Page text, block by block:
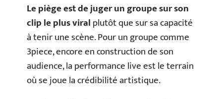
Le piège est de juger un groupe sur son
clip le plus viralplutôt que sur sa capacité
à tenir une scène. Pour un groupe comme
3piece, encore en construction de son
audience, la performance live est le terrain
où se joue la crédibilité artistique.